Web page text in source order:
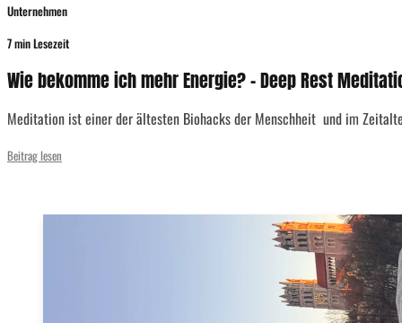
Unternehmen
7 min Lesezeit
Wie bekomme ich mehr Energie? – Deep Rest
Meditation ist einer der ältesten Biohacks der Menschheit und im
Beitrag lesen